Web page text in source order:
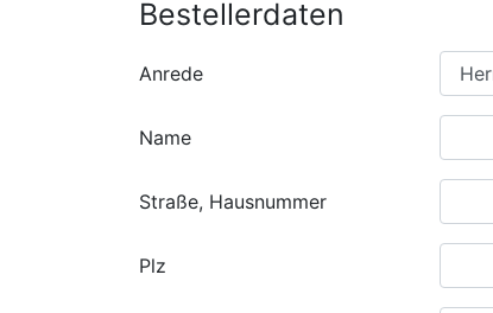
Bestellerdaten
Anrede
Name
Straße, Hausnummer
Plz